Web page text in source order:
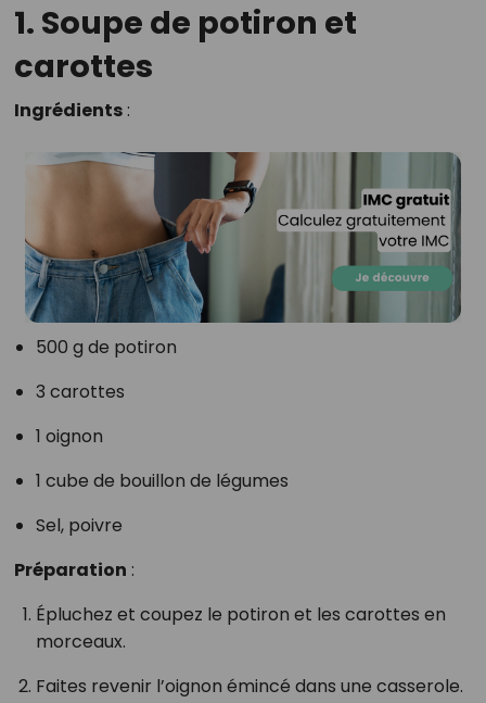
1. Soupe de potiron et
carottes
Ingrédients:
500 g de potiron
3 carottes
1 oignon
1 cube de bouillon de légumes
Sel, poivre
Préparation :
Épluchez et coupez le potiron et les carottes en
morceaux.
Faites revenir l’oignon émincé dans une casserole.